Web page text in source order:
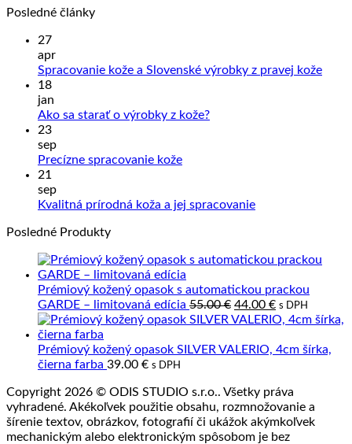
Posledné články
27
apr
Spracovanie kože a Slovenské výrobky z pravej kože
18
jan
Ako sa starať o výrobky z kože?Žiadne
o
23
sep
Precízne spracovanie kožeŽiadne
Precízne
21
sep
Kvalitná prírodná koža a jej spracovanieŽiadne
prírodná
a
jej
spracovanie
Posledné Produkty
Prémiový kožený opasok s automatickou prackou
GARDE – limitovaná edícia 55.00€ Pôvodná
cena
55.00 €.
44.00 €Aktuálna
cena
44.00 €.
s DPH
Prémiový kožený opasok SILVER VALERIO, 4cm šírka,
čierna farba 39.00 € s DPH
Copyright 2026 © ODIS STUDIO s.r.o.. Všetky práva
vyhradené. Akékoľvek použitie obsahu, rozmnožovanie a
šírenie textov, obrázkov, fotografií či ukážok akýmkoľvek
mechanickým alebo elektronickým spôsobom je bez